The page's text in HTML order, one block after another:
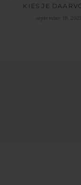
KIES JE
september 19, 2025